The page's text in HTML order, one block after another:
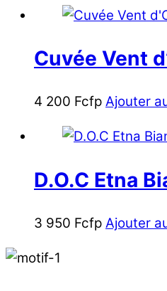
Cuvée Vent
4 200 Fcfp Ajouter
D.O.C Etna
3 950 Fcfp Ajouter